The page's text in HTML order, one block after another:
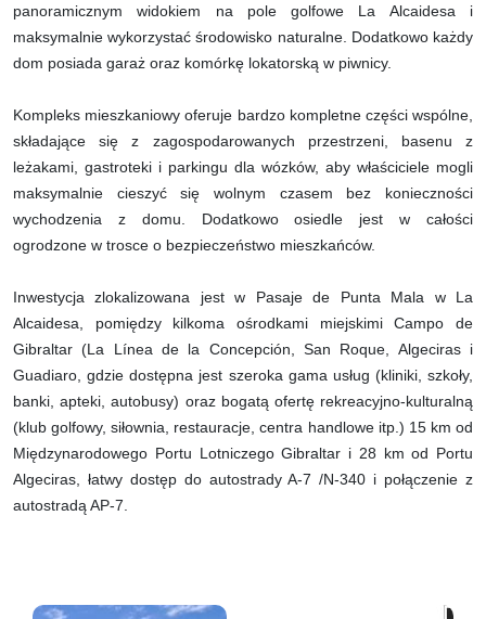
panoramicznym widokiem na pole golfowe La Alcaidesa i
maksymalnie wykorzystać środowisko naturalne. Dodatkowo każdy
dom posiada garaż oraz komórkę lokatorską w piwnicy.
Kompleks mieszkaniowy oferuje bardzo kompletne części wspólne,
składające się z zagospodarowanych przestrzeni, basenu z
leżakami, gastroteki i parkingu dla wózków, aby właściciele mogli
maksymalnie cieszyć się wolnym czasem bez konieczności
wychodzenia z domu. Dodatkowo osiedle jest w całości
ogrodzone w trosce o bezpieczeństwo mieszkańców.
Inwestycja zlokalizowana jest w Pasaje de Punta Mala w La
Alcaidesa, pomiędzy kilkoma ośrodkami miejskimi Campo de
Gibraltar (La Línea de la Concepción, San Roque, Algeciras i
Guadiaro, gdzie dostępna jest szeroka gama usług (kliniki, szkoły,
banki, apteki, autobusy) oraz bogatą ofertę rekreacyjno-kulturalną
(klub golfowy, siłownia, restauracje, centra handlowe itp.) 15 km od
Międzynarodowego Portu Lotniczego Gibraltar i 28 km od Portu
Algeciras, łatwy dostęp do autostrady A-7 /N-340 i połączenie z
autostradą AP-7.